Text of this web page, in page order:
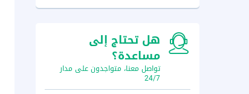
هل تحتاج إلى
مساعدة؟
تواصل معنا، متواجدون على مدار
24/7